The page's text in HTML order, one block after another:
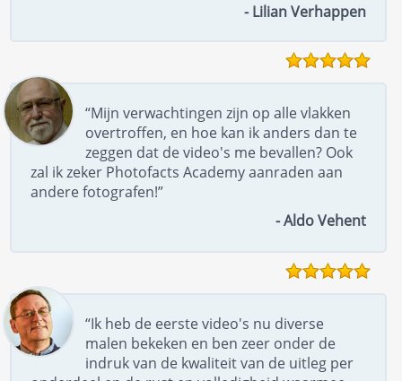
- Lilian Verhappen
“Mijn verwachtingen zijn op alle vlakken
overtroffen, en hoe kan ik anders dan te
zeggen dat de video's me bevallen? Ook
zal ik zeker Photofacts Academy aanraden aan
andere fotografen!”
- Aldo Vehent
“Ik heb de eerste video's nu diverse
malen bekeken en ben zeer onder de
indruk van de kwaliteit van de uitleg per